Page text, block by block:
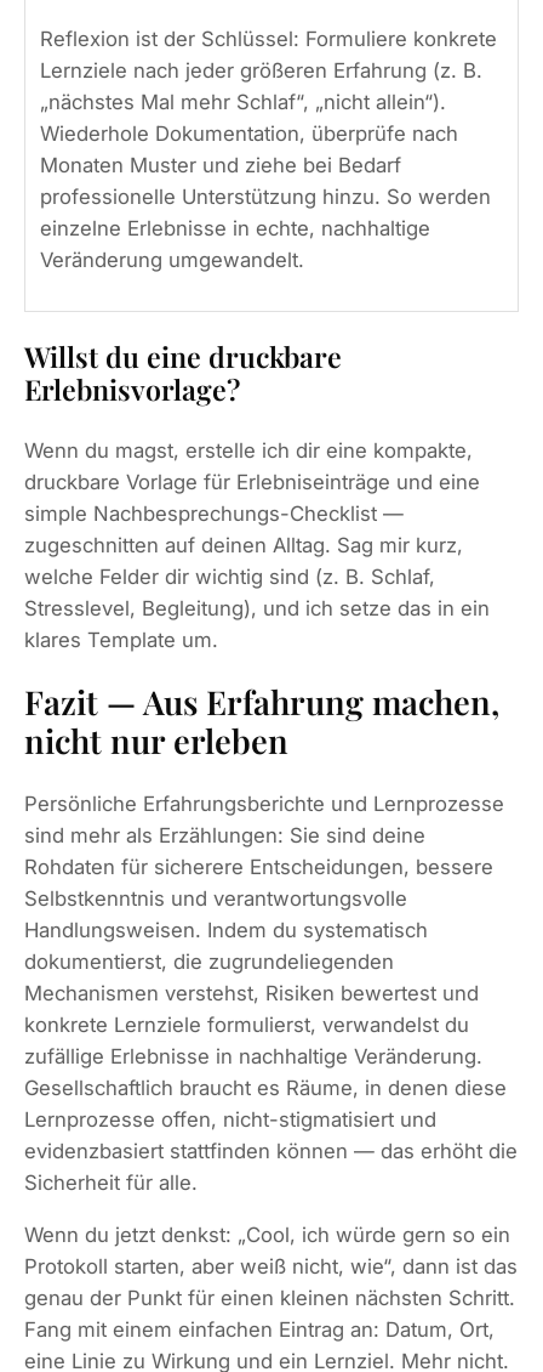
Reflexion ist der Schlüssel: Formuliere konkrete
Lernziele nach jeder größeren Erfahrung (z. B.
„nächstes Mal mehr Schlaf“, „nicht allein“).
Wiederhole Dokumentation, überprüfe nach
Monaten Muster und ziehe bei Bedarf
professionelle Unterstützung hinzu. So werden
einzelne Erlebnisse in echte, nachhaltige
Veränderung umgewandelt.
Willst du eine druckbare
Erlebnisvorlage?
Wenn du magst, erstelle ich dir eine kompakte,
druckbare Vorlage für Erlebniseinträge und eine
simple Nachbesprechungs-Checklist —
zugeschnitten auf deinen Alltag. Sag mir kurz,
welche Felder dir wichtig sind (z. B. Schlaf,
Stresslevel, Begleitung), und ich setze das in ein
klares Template um.
Fazit — Aus Erfahrung machen,
nicht nur erleben
Persönliche Erfahrungsberichte und Lernprozesse
sind mehr als Erzählungen: Sie sind deine
Rohdaten für sicherere Entscheidungen, bessere
Selbstkenntnis und verantwortungsvolle
Handlungsweisen. Indem du systematisch
dokumentierst, die zugrundeliegenden
Mechanismen verstehst, Risiken bewertest und
konkrete Lernziele formulierst, verwandelst du
zufällige Erlebnisse in nachhaltige Veränderung.
Gesellschaftlich braucht es Räume, in denen diese
Lernprozesse offen, nicht-stigmatisiert und
evidenzbasiert stattfinden können — das erhöht die
Sicherheit für alle.
Wenn du jetzt denkst: „Cool, ich würde gern so ein
Protokoll starten, aber weiß nicht, wie“, dann ist das
genau der Punkt für einen kleinen nächsten Schritt.
Fang mit einem einfachen Eintrag an: Datum, Ort,
eine Linie zu Wirkung und ein Lernziel. Mehr nicht.